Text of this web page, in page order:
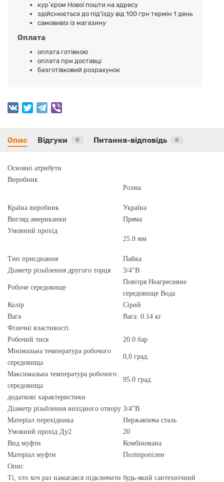
кур`єром Нової пошти на адресу
здійснюється до під'їзду від 100 грн термін 1 день
самовивіз із магазину
Оплата
оплата готівкою
оплата при доставці
безготівковий розрахунок
Опис Відгуки 0 Питання-відповідь 0
Основні атрибути
Виробник
Розма
Країна виробник
Україна
Вигляд американки
Пряма
Умовний прохід
25.0 мм
Тип приєднання
Пайка
Діаметр різьблення другого торця
3/4"В
Робоче середовище
Повітря Неагресивне
середовище Вода
Колір
Сірий
Вага
Вага: 0.14 кг
Фізичні властивості
Робочий тиск
20.0 бар
Мінімальна температура робочого
середовища
0,0 град.
Максимальна температура робочого
середовища
95.0 град.
додаткові характеристики
Діаметр різьблення вихідного отвору 3/4"В
Матеріал перехідника
Нержавіюча сталь
Умовний прохід Ду2
20
Вид муфти
Комбінована
Матеріал муфти
Поліпропілен
Опис
Ті, хто хоч раз намагався підключити будь-який сантехнічний